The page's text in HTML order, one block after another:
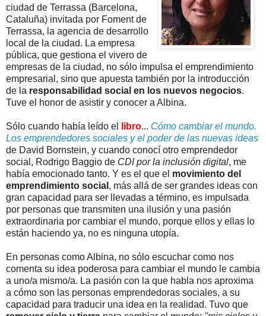
ciudad de Terrassa (Barcelona,
Cataluña) invitada por Foment de
Terrassa, la agencia de desarrollo
local de la ciudad. La empresa
pública, que gestiona el vivero de
empresas de la ciudad, no sólo impulsa el emprendimiento
empresarial, sino que apuesta también por la introducción
de la responsabilidad social en los nuevos negocios.
Tuve el honor de asistir y conocer a Albina.
Sólo cuando había leído el libro... Cómo cambiar el mundo.
Los emprendedores sociales y el poder de las nuevas ideas
de David Bornstein, y cuando conocí otro emprendedor
social, Rodrigo Baggio de CDI por la inclusión digital, me
había emocionado tanto. Y es el que el movimiento del
emprendimiento social , más allá de ser grandes ideas con
gran capacidad para ser llevadas a término, es impulsada
por personas que transmiten una ilusión y una pasión
extraordinaria por cambiar el mundo, porque ellos y ellas lo
están haciendo ya, no es ninguna utopía.
En personas como Albina, no sólo escuchar como nos
comenta su idea poderosa para cambiar el mundo le cambia
a uno/a mismo/a. La pasión con la que habla nos aproxima
a cómo son las personas emprendedoras sociales, a su
capacidad para traducir una idea en la realidad. Tuvo que